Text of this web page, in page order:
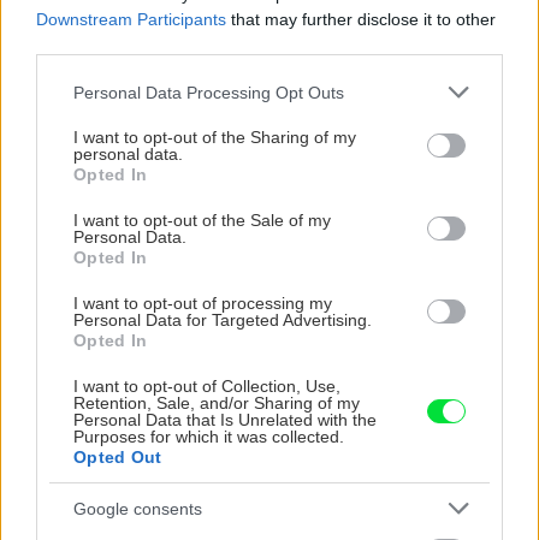
Downstream Participants that may further disclose it to other
Please note that this website/app uses one or more Google
not limited to your visit or usage behaviour. You may click to
grant or deny consent to Google and its third-party tags to
use your data for below specified purposes in below Google
consent section.
Personal Data Processing Opt Outs
I want to opt-out of the Sharing of my
personal data.
Opted In
I want to opt-out of the Sale of my
Personal Data.
Opted In
I want to opt-out of processing my
Personal Data for Targeted Advertising.
Opted In
I want to opt-out of Collection, Use,
Retention, Sale, and/or Sharing of my
Personal Data that Is Unrelated with the
Purposes for which it was collected.
Opted Out
Google consents
Chcete dominantu interiéru,
ktorá pritiahne pohľady?
Vyrobte si takéto masívne
orechové svietidlo
Prečo klasická
potrubia v